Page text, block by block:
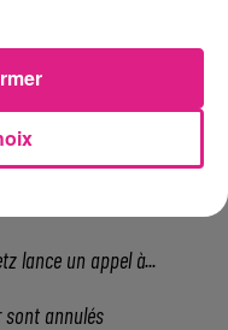
l'OGC Nice
lance un appel à...
sont annulés